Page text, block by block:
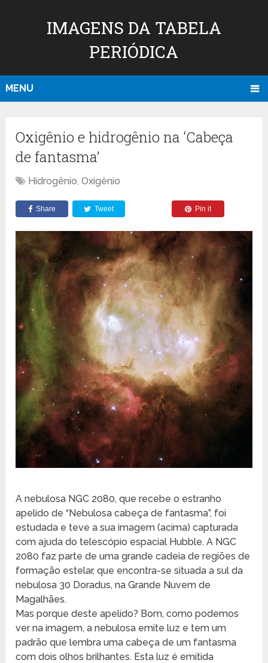
IMAGENS DA TABELA
PERIÓDICA
MENU
Oxigênio e hidrogênio na ‘Cabeça
de fantasma’
Hidrogênio,Oxigênio
Share Tweet Pin it
A nebulosa NGC 2080, que recebe o estranho
apelido de “Nebulosa cabeça de fantasma”, foi
estudada e teve a sua imagem (acima) capturada
com ajuda do telescópio espacial Hubble. A NGC
2080 faz parte de uma grande cadeia de regiões de
formação estelar, que encontra-se situada a sul da
nebulosa 30 Doradus, na Grande Nuvem de
Magalhães.
Mas porque deste apelido? Bom, como podemos
ver na imagem, a nebulosa emite luz e tem um
padrão que lembra uma cabeça de um fantasma
com dois olhos brilhantes. Esta luz é emitida